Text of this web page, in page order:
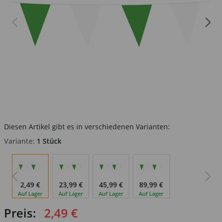
Diesen Artikel gibt es in verschiedenen Varianten:
Variante: 1 Stück
2,49 €
Auf Lager
23,99 €
Auf Lager
45,99 €
Auf Lager
89,99 €
Auf Lager
Preis: 2,49 €